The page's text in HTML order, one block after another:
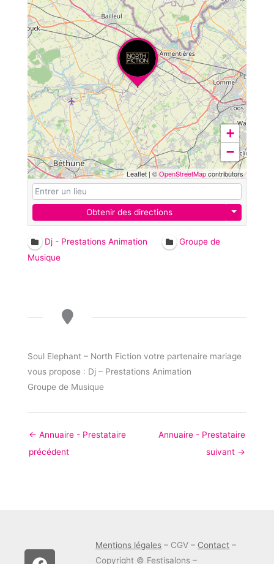
+
−
Leaflet |©OpenStreetMapcontributors
Obtenir des directions
Dj - Prestations Animation
Groupe de
Musique
Soul Elephant – North Fiction votre partenaire mariage
vous propose : Dj – Prestations Animation
Groupe de Musique
← Annuaire - Prestataire
précédent
Annuaire - Prestataire
suivant →
F
T
I
Mentions légales – CGV – Contact –
Copyright © Festisalons –